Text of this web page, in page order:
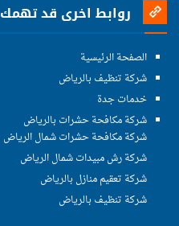
روابط اخرى قد تهمك
الصفحة الرئيسية
شركة تنظيف بالرياض
خدمات جدة
شركة مكافحة حشرات بالرياض
شركة مكافحة حشرات شمال الرياض
شركة رش مبيدات شمال الرياض
شركة تعقيم منازل بالرياض
شركة تنظيف بالرياض